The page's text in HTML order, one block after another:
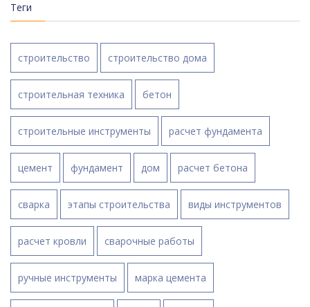
Теги
строительство строительство дома
строительная техника бетон
строительные инструменты расчет фундамента
цемент фундамент дом расчет бетона
сварка этапы строительства виды инструментов
расчет кровли сварочные работы
ручные инструменты марка цемента